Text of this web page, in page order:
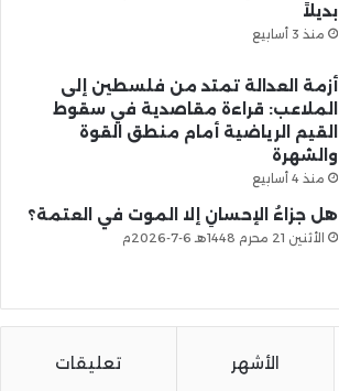
بديلاً
منذ 3 أسابيع
أزمة العدالة تمتد من فلسطين إلى
الملاعب: قراءة مقاصدية في سقوط
القيم الرياضية أمام منطق القوة
والشهرة
منذ 4 أسابيع
هل جزاءُ الإحسانِ إلا الموت في العتمة؟
الأثنين 21 محرم 1448هـ 6-7-2026م
الأشهر تعليقات